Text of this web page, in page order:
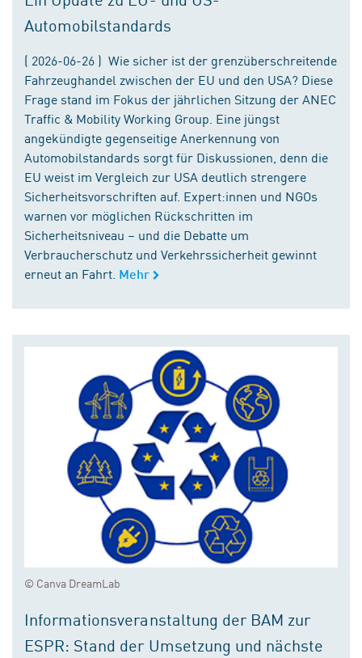
Automobilstandards
( 2026-06-26 ) Wie sicher ist der grenzüberschreitende
Fahrzeughandel zwischen der EU und den USA? Diese
Frage stand im Fokus der jährlichen Sitzung der ANEC
Traffic & Mobility Working Group. Eine jüngst
angekündigte gegenseitige Anerkennung von
Automobilstandards sorgt für Diskussionen, denn die
EU weist im Vergleich zur USA deutlich strengere
Sicherheitsvorschriften auf. Expert:innen und NGOs
warnen vor möglichen Rückschritten im
Sicherheitsniveau – und die Debatte um
Verbraucherschutz und Verkehrssicherheit gewinnt
erneut an Fahrt. Mehr
© Canva DreamLab
Informationsveranstaltung der BAM zur
ESPR: Stand der Umsetzung und nächste